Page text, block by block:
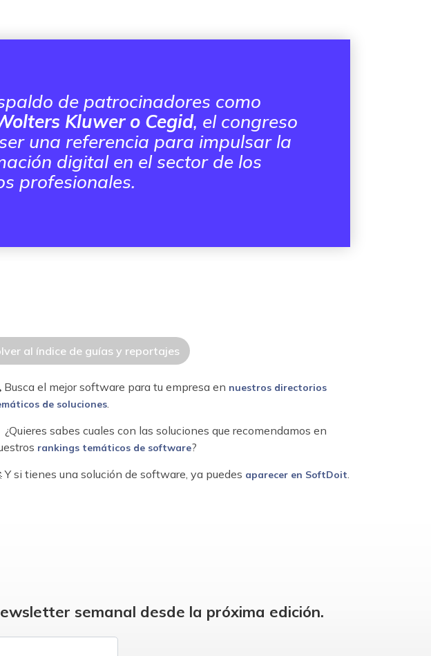
de patrocinadores como
Kluwer o Cegid, el congreso
una referencia para impulsar la
digital en el sector de los
profesionales.
al índice de guías y reportajes
Busca el mejor software para tu empresa en nuestros directorios
de soluciones.
¿Quieres sabes cuales con las soluciones que recomendamos en
rankings temáticos de software?
Y si tienes una solución de software, ya puedes aparecer en SoftDoit.
semanal desde la próxima edición.